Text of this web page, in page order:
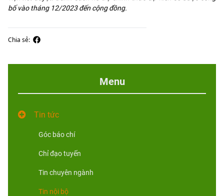
bố vào tháng 12/2023 đến cộng đồng.
Chia sẻ:
Menu
Tin tức
Góc báo chí
Chỉ đạo tuyến
Tin chuyên ngành
Tin nội bộ